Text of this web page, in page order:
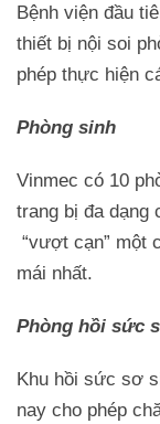
Bệnh viện đầu
thiết bị nội soi
phép thực hiện
Phòng sinh
Vinmec có 10
trang bị đa dạng
“vượt cạn” một
mái nhất.
Phòng hồi sức
Khu hồi sức sơ
nay cho phép